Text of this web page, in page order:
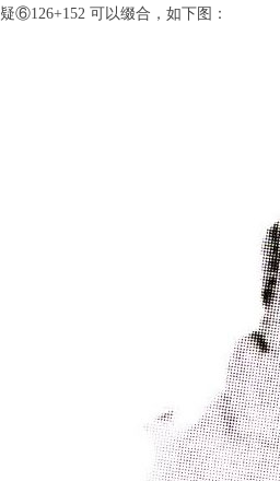
疑⑥126+152 可以缀合，如下图：